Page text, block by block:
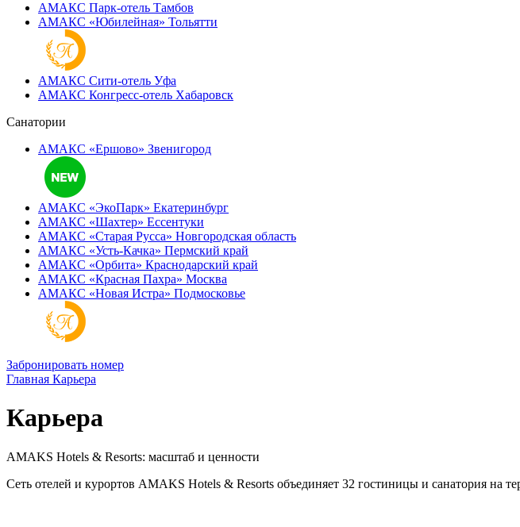
АМАКС Парк-отель Тамбов
АМАКС «‎Юбилейная» Тольятти
АМАКС Сити-отель Уфа
АМАКС Конгресс-отель Хабаровск
Санатории
АМАКС «Ершово» Звенигород
АМАКС «ЭкоПарк» Екатеринбург
АМАКС «‎Шахтер» Ессентуки
АМАКС «‎Старая Русса» Новгородская область
АМАКС «‎Усть-Качка» Пермский край
АМАКС «‎Орбита» Краснодарский край
АМАКС «‎Красная Пахра» Москва
АМАКС «‎Новая Истра» Подмосковье
Забронировать номер
Главная Карьера
Карьера
AMAKS Hotels & Resorts: масштаб и ценности
Сеть отелей и курортов AMAKS Hotels & Resorts объединяет 32 гостиницы и санатория на